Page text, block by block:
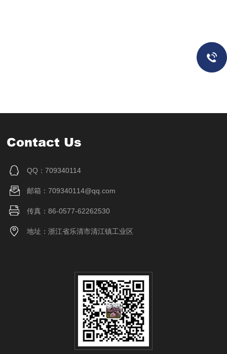
Contact Us
QQ：709340114
邮箱：709340114@qq.com
传真：86-0577-62262530
地址：浙江省乐清市清江镇工业区